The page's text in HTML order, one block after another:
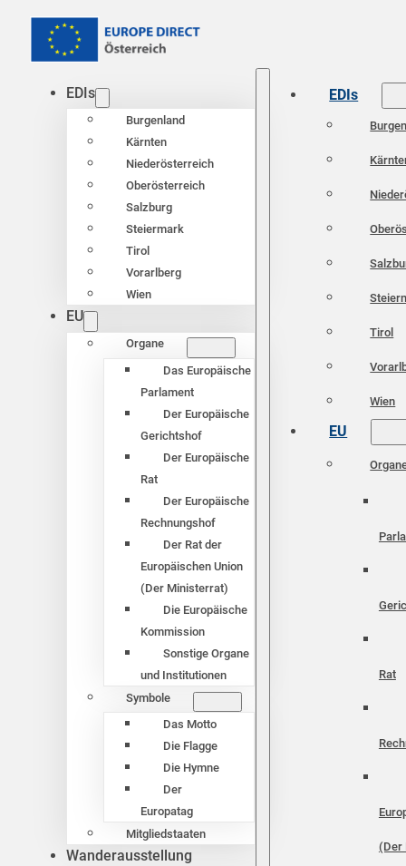
EDIs
Burgenland
Kärnten
Niederösterreich
Oberösterreich
Salzburg
Steiermark
Tirol
Vorarlberg
Wien
EU
Organe
Das Europäische
Parlament
Der Europäische
Gerichtshof
Der Europäische
Rat
Der Europäische
Rechnungshof
Der Rat der
Europäischen Union
(Der Ministerrat)
Die Europäische
Kommission
Sonstige Organe
und Institutionen
Symbole
Das Motto
Die Flagge
Die Hymne
Der
Europatag
Mitgliedstaaten
Wanderausstellung
EDIs
Tirol
Wien
EU
Rat
(Der